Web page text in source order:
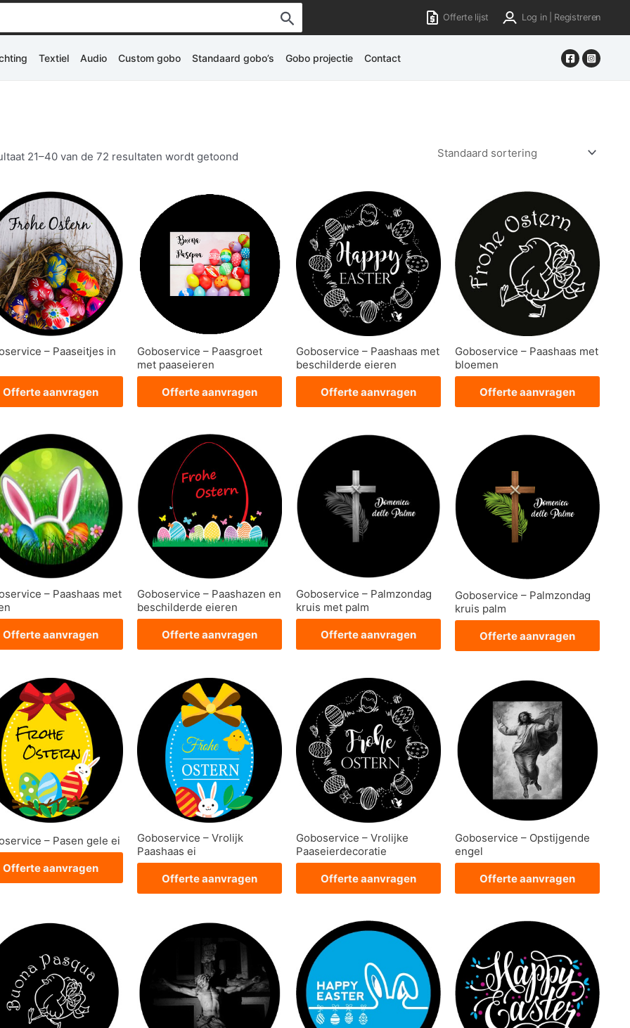
Offerte lijst Log in | Registreren
Textiel Audio Custom gobo Standaard gobo’s Gobo projectie Contact
21–40 van de 72 resultaten wordt getoond
– Paaseitjes in
Offerte aanvragen
Goboservice – Paasgroet
met paaseieren
Offerte aanvragen
Goboservice – Paashaas met
beschilderde eieren
Offerte aanvragen
Goboservice – Paashaas met
bloemen
Offerte aanvragen
– Paashaas met
Offerte aanvragen
Goboservice – Paashazen en
beschilderde eieren
Offerte aanvragen
Goboservice – Palmzondag
kruis met palm
Offerte aanvragen
Goboservice – Palmzondag
kruis palm
Offerte aanvragen
– Pasen gele ei
Offerte aanvragen
Goboservice – Vrolijk
Paashaas ei
Offerte aanvragen
Goboservice – Vrolijke
Paaseierdecoratie
Offerte aanvragen
Goboservice – Opstijgende
engel
Offerte aanvragen